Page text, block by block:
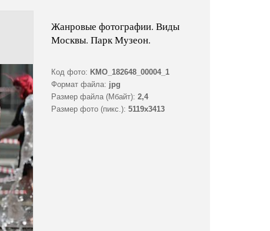
Жанровые фотографии. Виды
Москвы. Парк Музеон.
Код фото: KMO_182648_00004_1
Формат файла: jpg
Размер файла (Мбайт): 2,4
Размер фото (пикс.): 5119x3413